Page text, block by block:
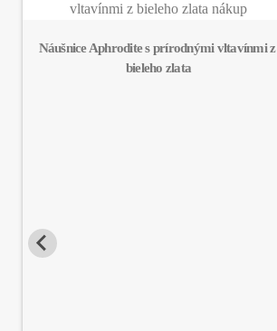
Náušnice Aphrodite s prírodnými vltavínmi z
bieleho zlata